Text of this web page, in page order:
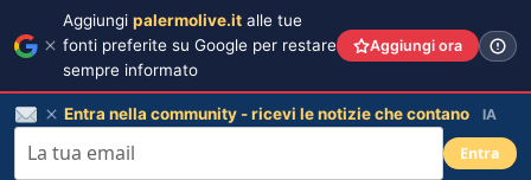
Aggiungi palermolive.it alle tue
fonti preferite su Google per restare
sempre informato
Aggiungi ora
Entra nella community - ricevi le notizie che contano IA
Entra